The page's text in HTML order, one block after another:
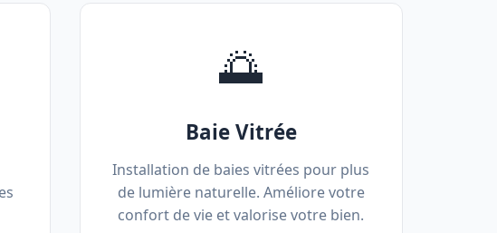
🌅
Baie Vitrée
Installation de baies vitrées pour plus
de lumière naturelle. Améliore votre
confort de vie et valorise votre bien.